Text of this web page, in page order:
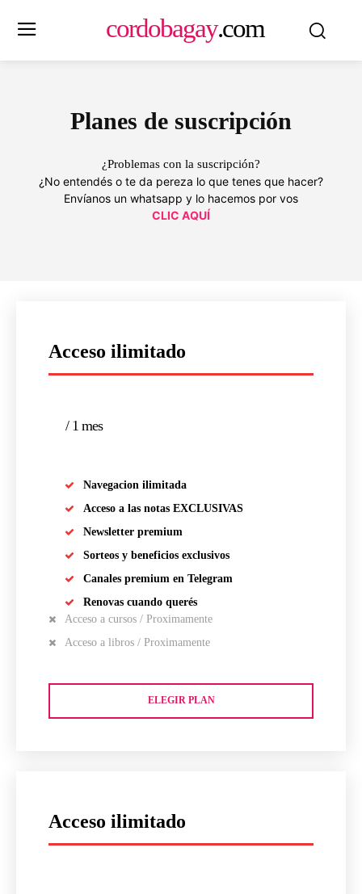
cordobagay.com
Planes de suscripción
¿Problemas con la suscripción?
¿No entendés o te da pereza lo que tenes que hacer?
Envíanos un whatsapp y lo hacemos por vos
CLIC AQUÍ
Acceso ilimitado
/ 1 mes
Navegacion ilimitada
Acceso a las notas EXCLUSIVAS
Newsletter premium
Sorteos y beneficios exclusivos
Canales premium en Telegram
Renovas cuando querés
Acceso a cursos / Proximamente
Acceso a libros / Proximamente
ELEGIR PLAN
Acceso ilimitado